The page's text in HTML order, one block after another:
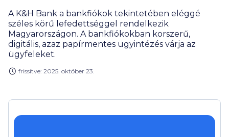
A K&H Bank a bankfiókok tekintetében eléggé
széles körű lefedettséggel rendelkezik
Magyarországon. A bankfiókokban korszerű,
digitális, azaz papírmentes ügyintézés várja az
ügyfeleket.
frissítve: 2025. október 23.